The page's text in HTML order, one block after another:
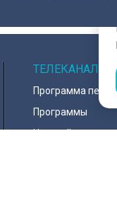
ТЕЛЕКАНАЛ
Программа
Программы
Настройка